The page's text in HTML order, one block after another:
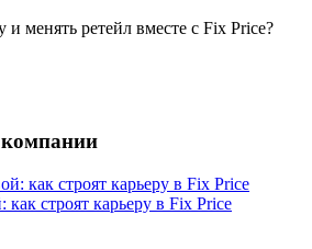
и менять ретейл вместе с Fix Price?
как строят карьеру в Fix Price